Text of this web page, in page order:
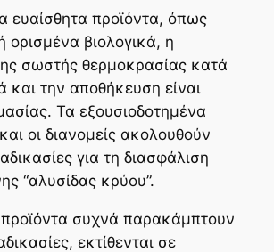
ευαίσθητα προϊόντα, όπως
ορισμένα βιολογικά, η
σωστής θερμοκρασίας κατά
και την αποθήκευση είναι
Τα εξουσιοδοτημένα
οι διανομείς ακολουθούν
για τη διασφάλιση
“αλυσίδας κρύου”.
συχνά παρακάμπτουν
εκτίθενται σε